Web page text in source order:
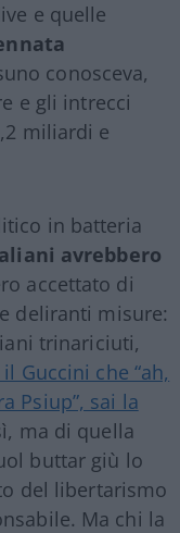
e quelle
conosceva,
e gli intrecci
miliardi e
in batteria
avrebbero
accettato di
deliranti misure:
trinariciuti,
Guccini che “ah,
Psiup”, sai la
ma di quella
buttar giù lo
del libertarismo
Ma chi la